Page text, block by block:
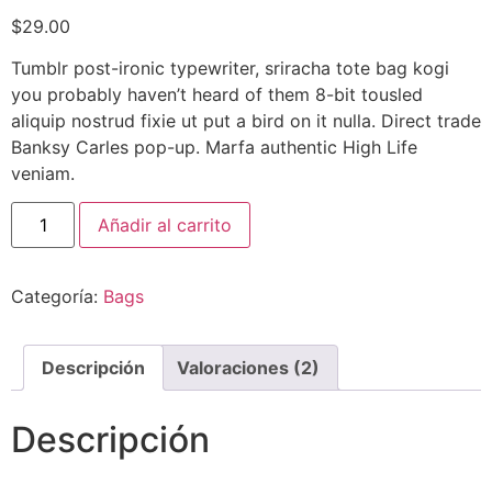
de 5 en
valoraciones
de
clientes
$29.00
Tumblr post-ironic typewriter, sriracha tote bag kogi
you probably haven’t heard of them 8-bit tousled
aliquip nostrud fixie ut put a bird on it nulla. Direct trade
Banksy Carles pop-up. Marfa authentic High Life
veniam.
Añadir al carrito
Categoría: Bags
Descripción Valoraciones (2)
Descripción